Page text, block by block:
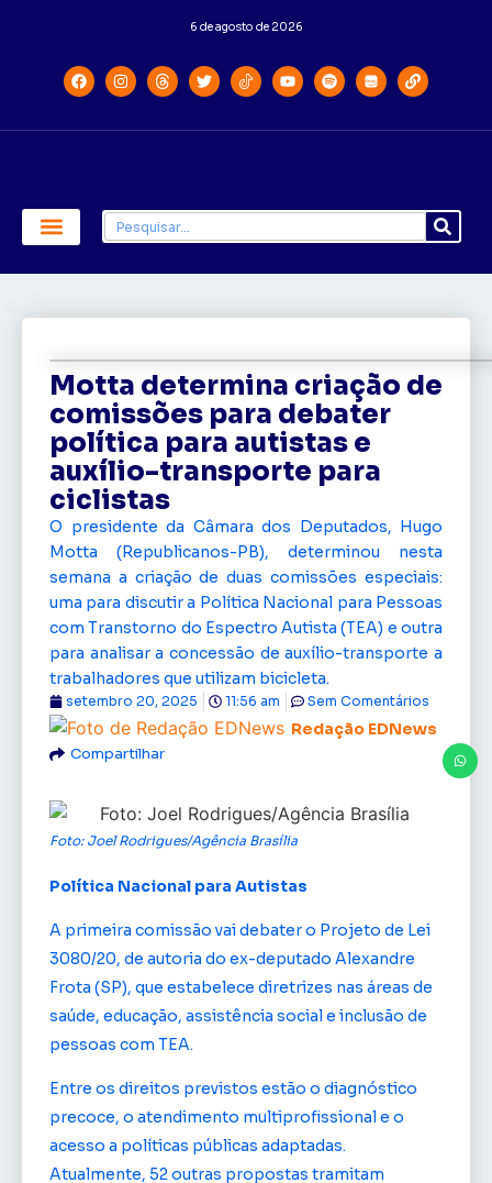
6 de agosto de 2026
Motta determina criação de
comissões para debater
política para autistas e
auxílio-transporte para
ciclistas
O presidente da Câmara dos Deputados, Hugo
Motta (Republicanos-PB), determinou nesta
semana a criação de duas comissões especiais:
uma para discutir a Política Nacional para Pessoas
com Transtorno do Espectro Autista (TEA) e outra
para analisar a concessão de auxílio-transporte a
trabalhadores que utilizam bicicleta.
Redação EDNews
setembro 20, 2025 11:56 am Sem Comentários
Compartilhar
Foto: Joel Rodrigues/Agência Brasília
Política Nacional para Autistas
A primeira comissão vai debater o Projeto de Lei
3080/20, de autoria do ex-deputado Alexandre
Frota (SP), que estabelece diretrizes nas áreas de
saúde, educação, assistência social e inclusão de
pessoas com TEA.
Entre os direitos previstos estão o diagnóstico
precoce, o atendimento multiprofissional e o
acesso a políticas públicas adaptadas.
Atualmente, 52 outras propostas tramitam